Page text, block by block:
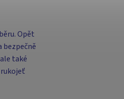
Opět
bezpečně
také